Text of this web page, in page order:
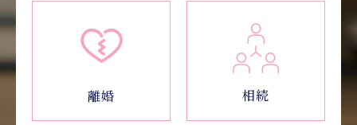
離婚 相続